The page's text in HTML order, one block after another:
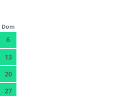
Dom
6
13
20
27